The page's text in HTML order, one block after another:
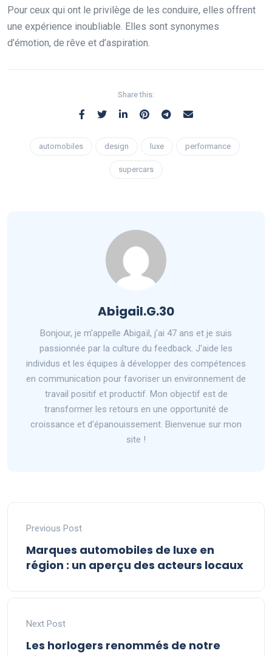
Pour ceux qui ont le privilège de les conduire, elles offrent
une expérience inoubliable. Elles sont synonymes
d’émotion, de rêve et d’aspiration.
Share this:
automobiles design luxe performance
supercars
Abigail.G.30
Bonjour, je m'appelle Abigaïl, j'ai 47 ans et je suis
passionnée par la culture du feedback. J'aide les
individus et les équipes à développer des compétences
en communication pour favoriser un environnement de
travail positif et productif. Mon objectif est de
transformer les retours en une opportunité de
croissance et d'épanouissement. Bienvenue sur mon
site !
Previous Post
Marques automobiles de luxe en
région : un aperçu des acteurs locaux
Next Post
Les horlogers renommés de notre